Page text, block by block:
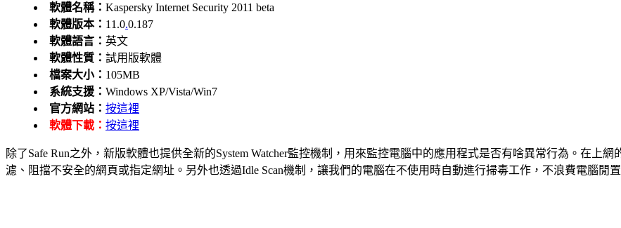
軟體名稱： Kaspersky Internet Security 2011 beta
軟體版本： 11.0.0.187
軟體語言： 英文
軟體性質： 試用版軟體
檔案大小： 105MB
系統支援： Windows XP/Vista/Win7
官方網站： 按這裡
軟體下載： 按這裡
除了Safe Run之外，新版軟體也提供全新的System Watcher監控機制，用來監控電腦中的應用程式是否有啥異常行為。在上
濾、阻擋不安全的網頁或指定網址。另外也透過Idle Scan機制，讓我們的電腦在不使用時自動進行掃毒工作，不浪費電腦閒